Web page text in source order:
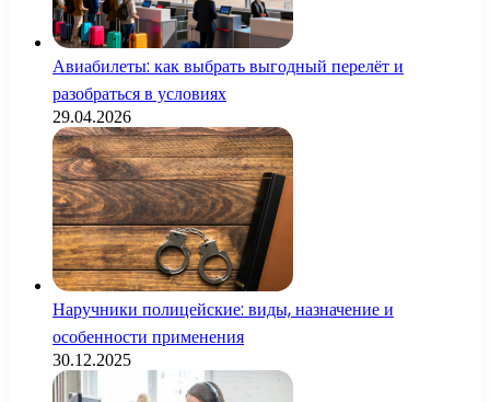
Авиабилеты: как выбрать выгодный перелёт и
разобраться в условиях
29.04.2026
Наручники полицейские: виды, назначение и
особенности применения
30.12.2025